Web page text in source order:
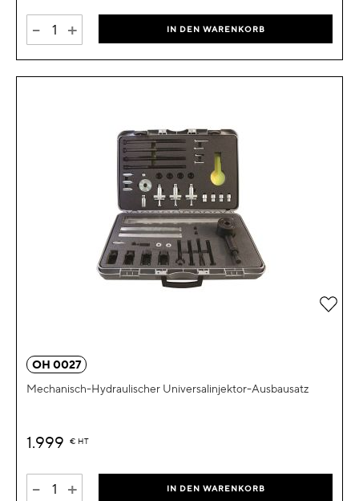
- + IN DEN WARENKORB
OH 0027
Mechanisch-Hydraulischer Universalinjektor-Ausbausatz
1.999 € HT
- + IN DEN WARENKORB
Zur